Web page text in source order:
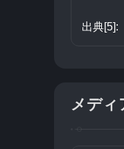
出典[5]:
メディ